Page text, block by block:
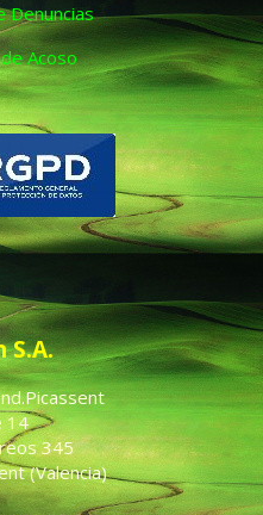
Denuncias
Acoso
S.A.
14
345
(Valencia)